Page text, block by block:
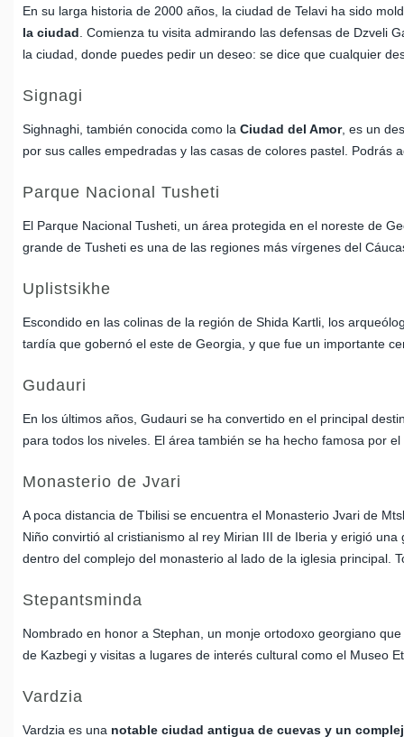
En su larga historia de 2000 años, la ciudad de Telavi ha sido
la ciudad . Comienza tu visita admirando las defensas de Dzveli
la ciudad, donde puedes pedir un deseo: se dice que cualquier
Signagi
Sighnaghi, también conocida como la Ciudad del Amor, es un
por sus calles empedradas y las casas de colores pastel.
Parque Nacional Tusheti
El Parque Nacional Tusheti, un área protegida en el noreste de
grande de Tusheti es una de las regiones más vírgenes del
Uplistsikhe
Escondido en las colinas de la región de Shida Kartli, los
tardía que gobernó el este de Georgia, y que fue un importante
Gudauri
En los últimos años, Gudauri se ha convertido en el principal
para todos los niveles. El área también se ha hecho famosa por
Monasterio de Jvari
A poca distancia de Tbilisi se encuentra el Monasterio Jvari de
Niño convirtió al cristianismo al rey Mirian III de Iberia y erigió
dentro del complejo del monasterio al lado de la iglesia principal.
Stepantsminda
Nombrado en honor a Stephan, un monje ortodoxo georgiano
de Kazbegi y visitas a lugares de interés cultural como el Museo
Vardzia
Vardzia es una notable ciudad antigua de cuevas y un